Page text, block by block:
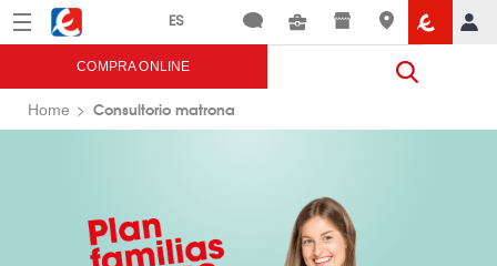
Menú Eroski
COMPRA ONLINE
Home Consultorio matrona